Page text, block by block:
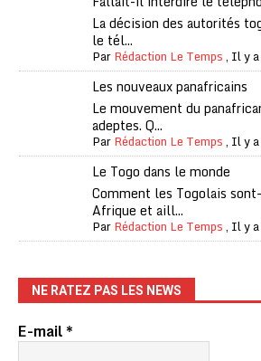
La décision des autorités
le tél...
ParRédaction Le Temps, Il y
Les nouveaux panafricains
Le mouvement du
adeptes. Q...
ParRédaction Le Temps, Il y
Le Togo dans le monde
Comment les Togolais
Afrique et aill...
ParRédaction Le Temps, Il y
NE RATEZ PAS LES NEWS
E-mail*